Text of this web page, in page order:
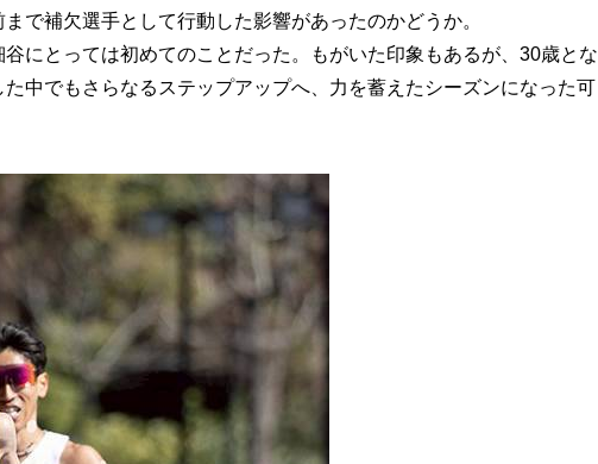
で補欠選手として行動した影響があったのかどうか。
にとっては初めてのことだった。もがいた印象もあるが、30歳とな
中でもさらなるステップアップへ、力を蓄えたシーズンになった可